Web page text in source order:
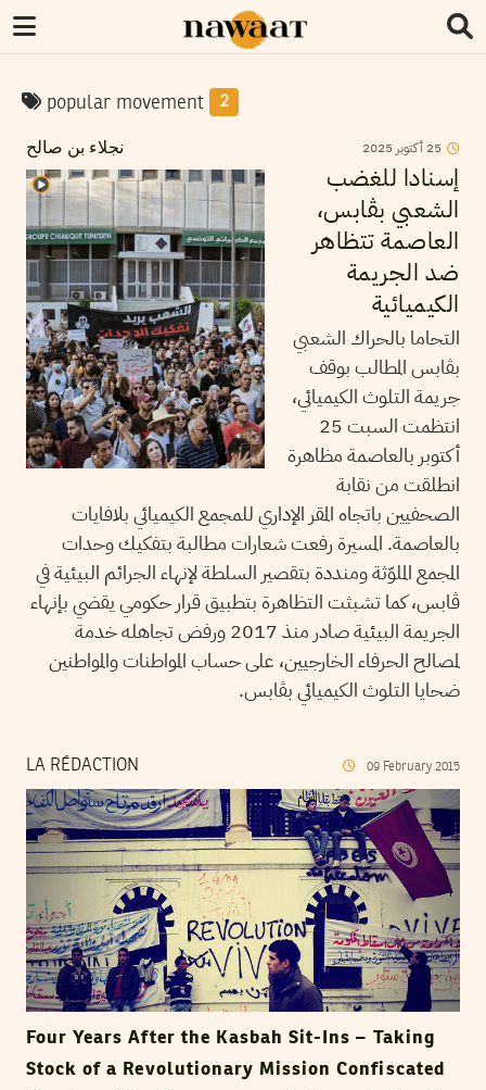
popular movement 2
نجلاء بن صالح 25 أكتوبر 2025
إسنادا للغضب
الشعبي بڨابس،
العاصمة تتظاهر
ضد الجريمة
الكيميائية
التحاما بالحراك الشعبي
بڨابس المطالب بوقف
جريمة التلوث الكيميائي،
انتظمت السبت 25
أكتوبر بالعاصمة مظاهرة
انطلقت من نقابة
الصحفيين باتجاه المقر الإداري للمجمع الكيميائي بلافايات
بالعاصمة. المسيرة رفعت شعارات مطالبة بتفكيك وحدات
المجمع الملوّثة ومنددة بتقصير السلطة لإنهاء الجرائم البيئية في
ڨابس، كما تشبثت التظاهرة بتطبيق قرار حكومي يقضي بإنهاء
الجريمة البيئية صادر منذ 2017 ورفض تجاهله خدمة
لمصالح الحرفاء الخارجيين، على حساب المواطنات والمواطنين
ضحايا التلوث الكيميائي بڨابس.
LA RÉDACTION 09 February 2015
Four Years After the Kasbah Sit-Ins – Taking
Stock of a Revolutionary Mission Confiscated